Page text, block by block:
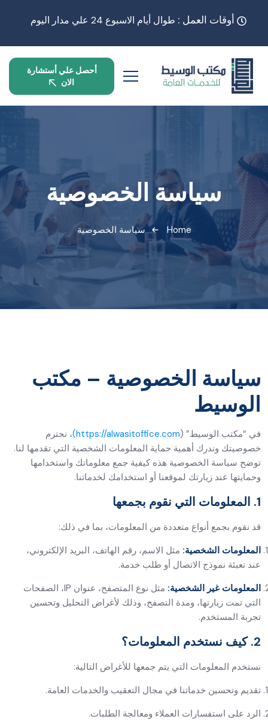
أوقات العمل : طوال أيام الاسبوع 24 علي مدار اليوم
أحصل علي أستشارة
الان
سياسة الخصوصية
Home سياسة الخصوصية
سياسة الخصوصية – مكتب
الوسيط
في “مكتب الوسيط” (https://alwasitoffice.com)،
نحترم
خصوصيتك وندرك أهمية حماية المعلومات الشخصية التي تقدمها لنا.
توضح سياسة الخصوصية هذه كيفية جمع معلوماتك واستخدامها
وحمايتها عند زيارتك لموقعنا أو استخدامك لخدماتنا.
1. المعلومات التي نقوم بجمعها
قد نقوم بجمع أنواع متعددة من المعلومات، بما في ذلك:
المعلومات الشخصية: مثل الاسم، رقم الهاتف، البريد الإلكتروني،
عند تعبئة نموذج الاتصال أو طلب خدمة.
المعلومات غير الشخصية:
مثل نوع المتصفح، عنوان IP، الصفحات
التي تمت زيارتها، ومدة التصفح، وذلك لأغراض التحليل وتحسين
تجربة المستخدم.
2. كيف نستخدم المعلومات؟
نستخدم المعلومات التي يتم جمعها للأغراض التالية:
تقديم وتحسين خدماتنا في مجال التعقيب والخدمات العامة.
الرد على استفسارات العملاء ومعالجة الطلبات.